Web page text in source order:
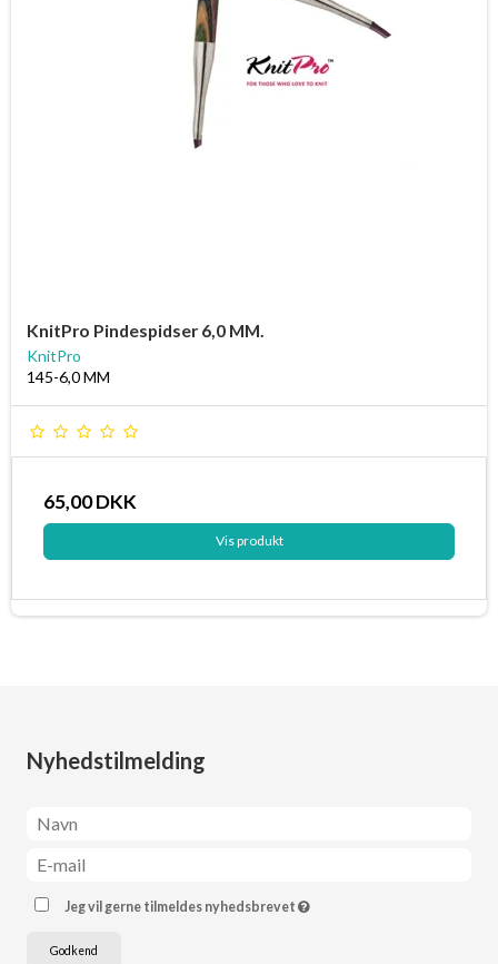
KnitPro Pindespidser 6,0 MM.
KnitPro
145-6,0 MM
65,00 DKK
Vis produkt
Nyhedstilmelding
Jeg vil gerne tilmeldes nyhedsbrevet
Godkend